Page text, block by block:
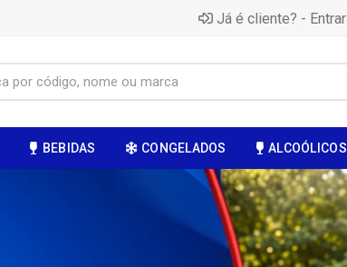
Já é cliente? - Entrar
BEBIDAS CONGELADOS ALCOÓLICOS